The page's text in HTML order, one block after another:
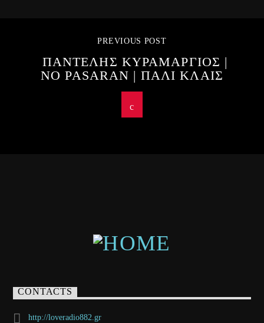
PREVIOUS POST
ΠΑΝΤΕΛΗΣ ΚΥΡΑΜΑΡΓΙΟΣ |
NO PASARAN | ΠΑΛΙ ΚΛΑΙΣ
CONTACTS
http://loveradio882.gr